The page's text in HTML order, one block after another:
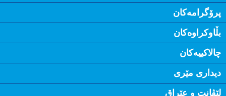
پرۆگرامه‌كان
بڵاوكراوه‌كان
چالاكییه‌كان
دیداری مێری
لێڤانت و عێراق
رێککەوتنی شەنگال: پێشکەوتن و
رێککەوتنی شەنگال: پێشکەوتن و بەربەستەکان